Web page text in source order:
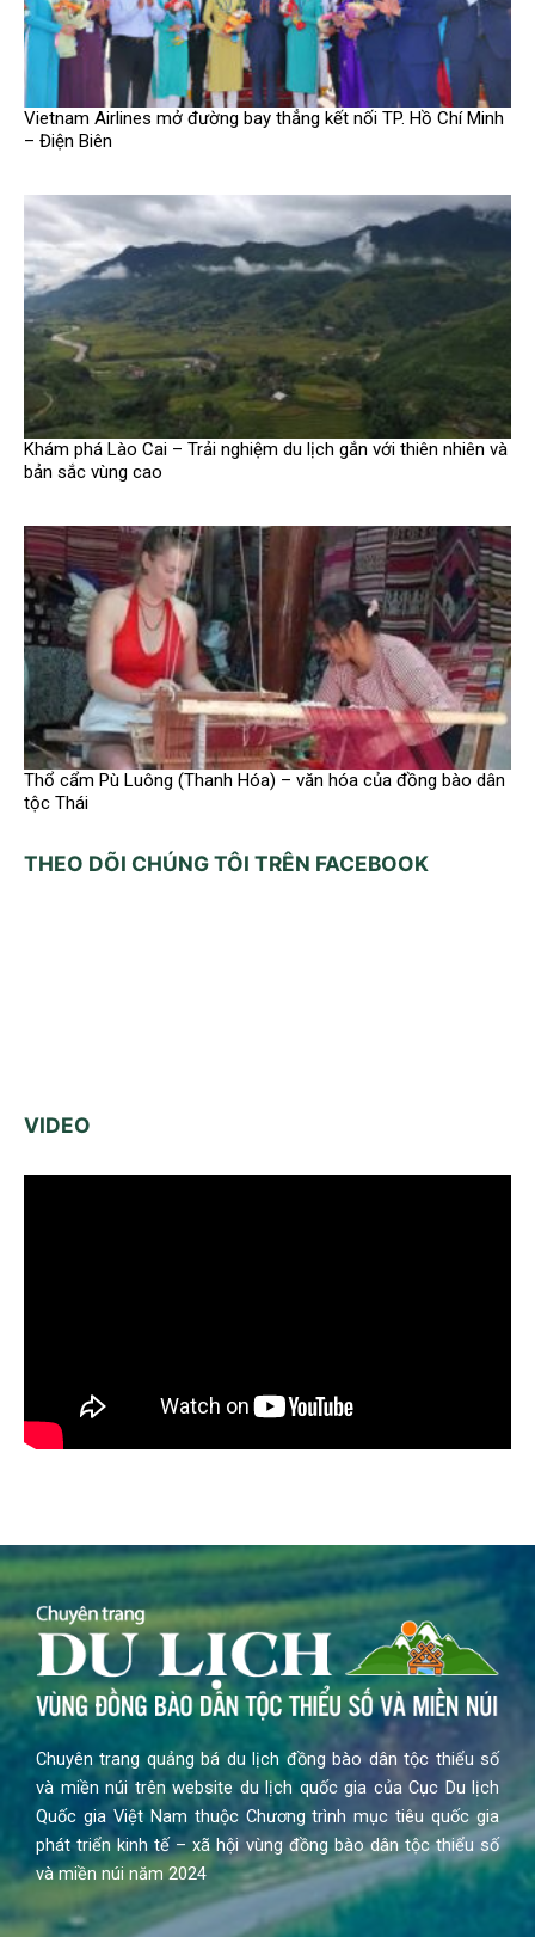
Vietnam Airlines mở đường bay thẳng kết nối TP. Hồ Chí Minh
– Điện Biên
Khám phá Lào Cai – Trải nghiệm du lịch gắn với thiên nhiên và
bản sắc vùng cao
Thổ cẩm Pù Luông (Thanh Hóa) – văn hóa của đồng bào dân
tộc Thái
THEO DÕI CHÚNG TÔI TRÊN FACEBOOK
VIDEO
Chuyên trang quảng bá du lịch đồng bào dân tộc thiểu số
và miền núi trên website du lịch quốc gia của Cục Du lịch
Quốc gia Việt Nam thuộc Chương trình mục tiêu quốc gia
phát triển kinh tế – xã hội vùng đồng bào dân tộc thiểu số
và miền núi năm 2024